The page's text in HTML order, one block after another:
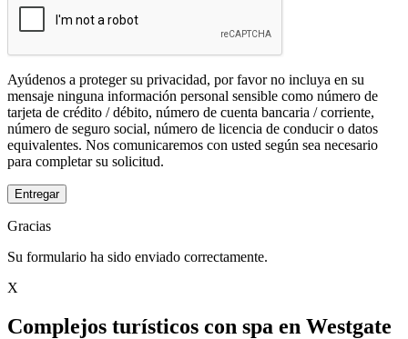
Ayúdenos a proteger su privacidad, por favor no incluya en su
mensaje ninguna información personal sensible como número de
tarjeta de crédito / débito, número de cuenta bancaria / corriente,
número de seguro social, número de licencia de conducir o datos
equivalentes. Nos comunicaremos con usted según sea necesario
para completar su solicitud.
Entregar
Gracias
Su formulario ha sido enviado correctamente.
X
Complejos turísticos con spa en Westgate